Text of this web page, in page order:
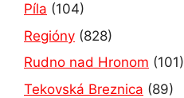
Píla (104)
Regióny (828)
Rudno nad Hronom (101)
Tekovská Breznica (89)